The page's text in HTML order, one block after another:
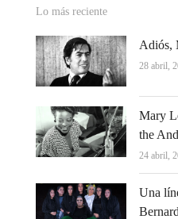
Lo más reciente
Adiós,
28 abril,
Mary
the
24 abril,
Una